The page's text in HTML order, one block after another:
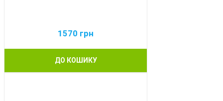
1570 грн
ДО КОШИКУ